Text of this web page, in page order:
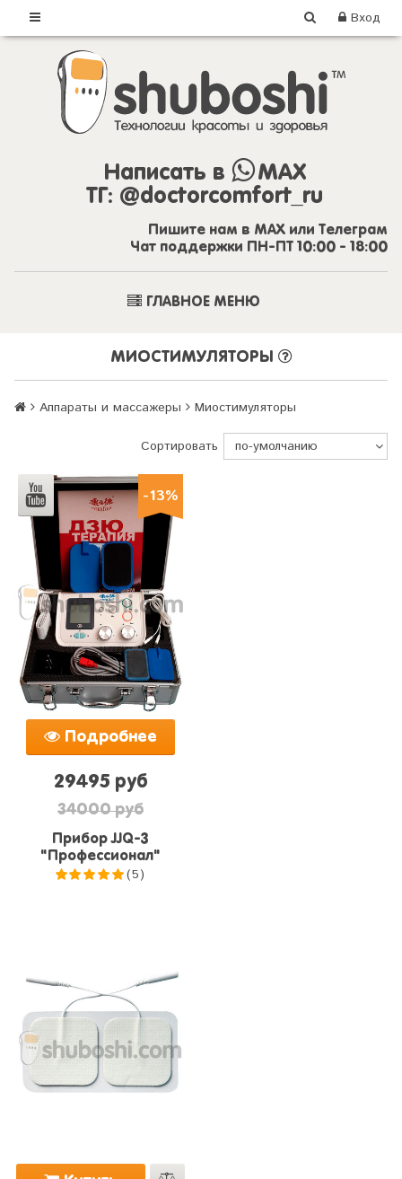
Вход
Написать в
MAX
ТГ: @doctorcomfort_ru
Пишите нам в MAX или Телеграм
Чат поддержки ПН-ПТ 10:00 - 18:00
ГЛАВНОЕ МЕНЮ
МИОСТИМУЛЯТОРЫ
Аппараты и массажеры Миостимуляторы
Сортировать
-13%
Подробнее
29495 руб
34000 руб
Прибор JJQ-3
"Профессионал"
(5)